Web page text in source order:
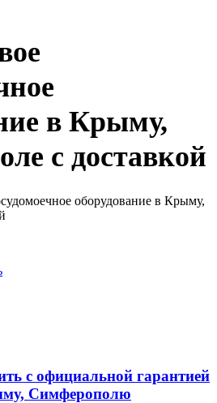
в Крыму,
с доставкой
оборудование в Крыму,
с официальной гарантией
Симферополю